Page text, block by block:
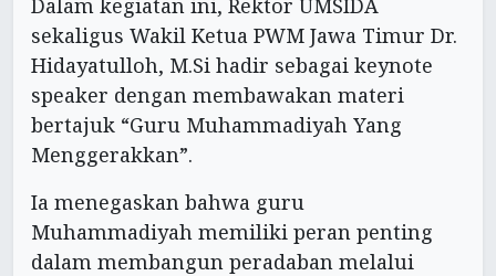
Dalam kegiatan ini, Rektor UMSIDA
sekaligus Wakil Ketua PWM Jawa Timur Dr.
Hidayatulloh, M.Si hadir sebagai keynote
speaker dengan membawakan materi
bertajuk “Guru Muhammadiyah Yang
Menggerakkan”.
Ia menegaskan bahwa guru
Muhammadiyah memiliki peran penting
dalam membangun peradaban melalui